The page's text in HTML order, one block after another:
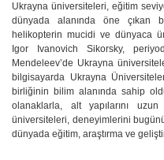
Ukrayna üniversiteleri, eğitim
dünyada alanında öne çıkan
helikopterin mucidi ve dünyaca
Igor Ivanovich Sikorsky,
Mendeleev’de Ukrayna
bilgisayarda Ukrayna
birliğinin bilim alanında sahip
olanaklarla, alt yapılarını
üniversiteleri, deneyimlerini
dünyada eğitim, araştırma ve